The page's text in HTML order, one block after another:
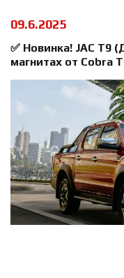
09.6.2025
✅ Новинка! JAC T9
магнитах от Cobra